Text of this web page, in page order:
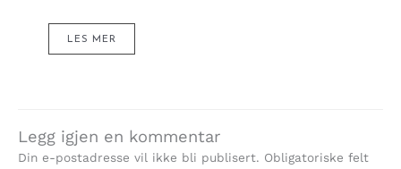
LES MER
Legg igjen en kommentar
Din e-postadresse vil ikke bli publisert. Obligatoriske felt